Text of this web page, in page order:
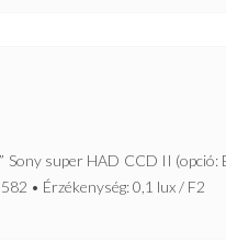
Sony super HAD CCD II (opció:
• Érzékenység: 0,1 lux / F2